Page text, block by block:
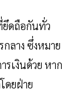
ยึดถือกันทั่ว
ลาง ซึ่งหมาย
รเงินด้วย หาก
ดยฝ่าย